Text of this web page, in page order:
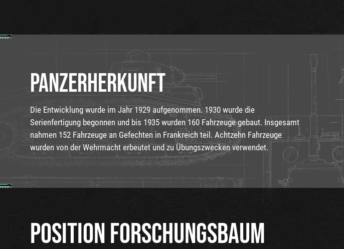
PANZERHERKUNFT
Die Entwicklung wurde im Jahr 1929 aufgenommen. 1930 wurde die
Serienfertigung begonnen und bis 1935 wurden 160 Fahrzeuge gebaut. Insgesamt
nahmen 152 Fahrzeuge an Gefechten in Frankreich teil. Achtzehn Fahrzeuge
wurden von der Wehrmacht erbeutet und zu Übungszwecken verwendet.
POSITION FORSCHUNGSBAUM